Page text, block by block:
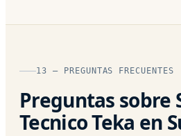
13 — PREGUNTAS FRECUENTES
Preguntas sobre
Tecnico Teka en